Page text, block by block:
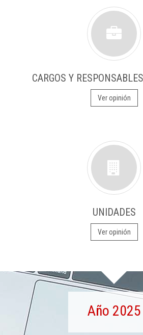
CARGOS Y
Ver opinión
UNIDADES
Ver opinión
Año 2025